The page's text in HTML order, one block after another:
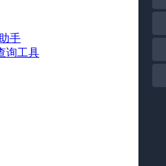
手
询工具